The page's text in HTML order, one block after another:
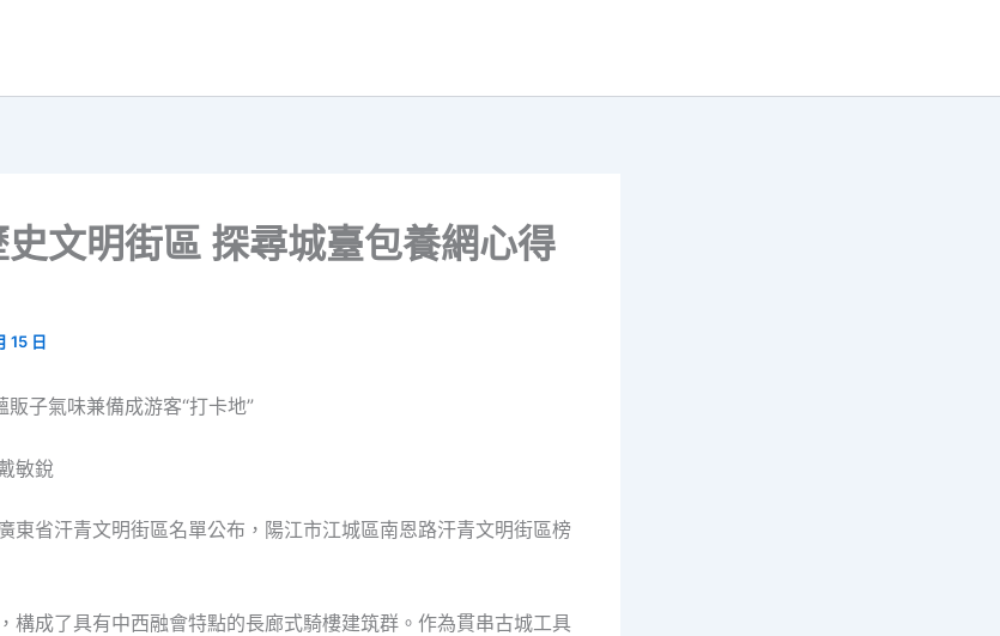
文明街區 探尋城臺包養網心得
15 日
子氣味兼備成游客“打卡地”
敏銳
東省汗青文明街區名單公布，陽江市江城區南恩路汗青文明街區榜
構成了具有中西融會特點的長廊式騎樓建筑群。作為貫串古城工具